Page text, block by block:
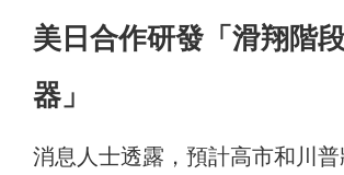
美日合作研發「滑翔階
器」
消息人士透露，預計高市和川